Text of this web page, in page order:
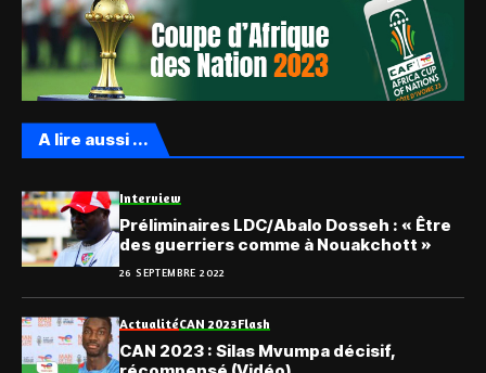
A lire aussi ...
Interview
Préliminaires LDC/Abalo Dosseh : « Être
des guerriers comme à Nouakchott »
26 SEPTEMBRE 2022
ActualitéCAN 2023Flash
CAN 2023 : Silas Mvumpa décisif,